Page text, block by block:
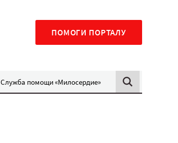
ПОМОГИ ПОРТАЛУ
Служба помощи «Милосердие»